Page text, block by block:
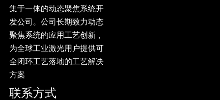
集于一体的动态聚焦系统开
发公司。公司长期致力动态
聚焦系统的应用工艺创新，
为全球工业激光用户提供可
全闭环工艺落地的工艺解决
方案
联系方式